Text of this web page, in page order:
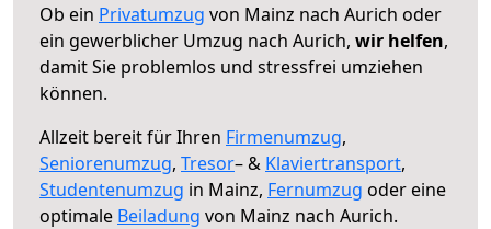
Ob ein Privatumzug von Mainz nach Aurich oder
ein gewerblicher Umzug nach Aurich, wir helfen,
damit Sie problemlos und stressfrei umziehen
können.
Allzeit bereit für Ihren Firmenumzug,
Seniorenumzug, Tresor– & Klaviertransport,
Studentenumzug in Mainz, Fernumzug oder eine
optimale Beiladung von Mainz nach Aurich.